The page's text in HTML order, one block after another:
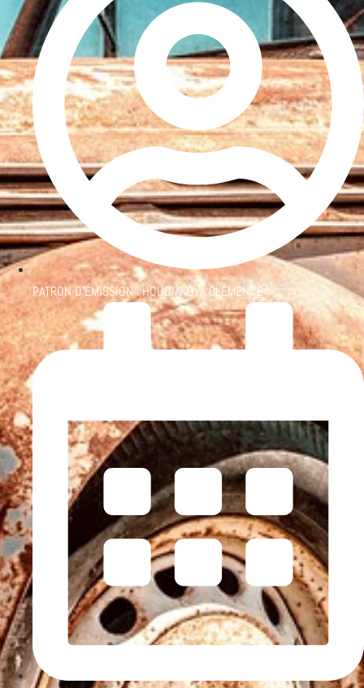
PATRON D'ÉMISSION :HOUDIAKOVA CLÉMENCE